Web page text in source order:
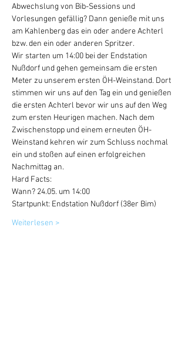
Abwechslung von Bib-Sessions und
Vorlesungen gefällig? Dann genieße mit uns
am Kahlenberg das ein oder andere Achterl
bzw. den ein oder anderen Spritzer.
Wir starten um 14:00 bei der Endstation
Nußdorf und gehen gemeinsam die ersten
Meter zu unserem ersten ÖH-Weinstand. Dort
stimmen wir uns auf den Tag ein und genießen
die ersten Achterl bevor wir uns auf den Weg
zum ersten Heurigen machen. Nach dem
Zwischenstopp und einem erneuten ÖH-
Weinstand kehren wir zum Schluss nochmal
ein und stoßen auf einen erfolgreichen
Nachmittag an.
Hard Facts:
Wann? 24.05. um 14:00
Startpunkt: Endstation Nußdorf (38er Bim)
Weiterlesen >